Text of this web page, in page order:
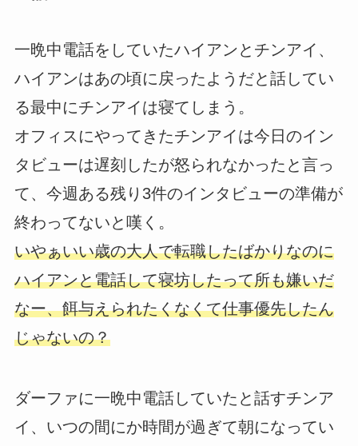
一晩中電話をしていたハイアンとチンアイ、
ハイアンはあの頃に戻ったようだと話してい
る最中にチンアイは寝てしまう。
オフィスにやってきたチンアイは今日のイン
タビューは遅刻したが怒られなかったと言っ
て、今週ある残り3件のインタビューの準備が
終わってないと嘆く。
いやぁいい歳の大人で転職したばかりなのに
ハイアンと電話して寝坊したって所も嫌いだ
なー、餌与えられたくなくて仕事優先したん
じゃないの？
ダーファに一晩中電話していたと話すチンア
イ、いつの間にか時間が過ぎて朝になってい